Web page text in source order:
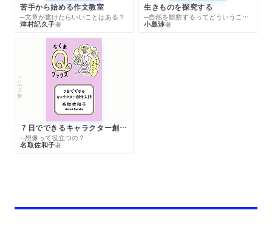
苦手から始める作文教室
─文章が書けたらいいことはある？
津村記久子著
生きものを探究する
─自然を観察するってどういうこと？
小島渉著
シリーズ・全集
７日でできるキャラクター創作入門
─想像って役立つの？
名取佐和子著